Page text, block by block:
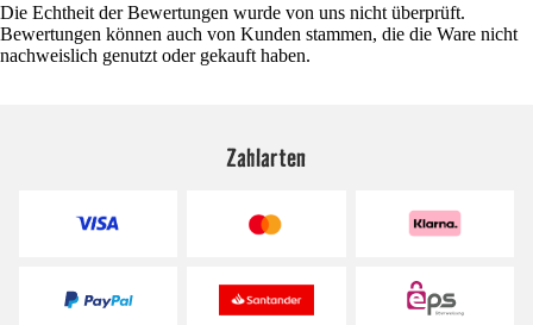
Die Echtheit der Bewertungen wurde von uns nicht überprüft.
Bewertungen können auch von Kunden stammen, die die Ware nicht
nachweislich genutzt oder gekauft haben.
Zahlarten